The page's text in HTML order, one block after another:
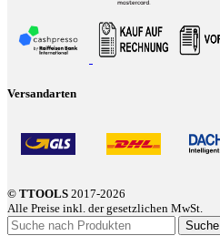
Versandarten
© TTOOLS 2017-2026
Alle Preise inkl. der gesetzlichen MwSt.
Suche